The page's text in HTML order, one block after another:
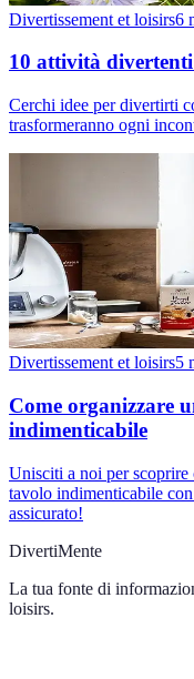
Divertissement et loisirs6
10 attività
Cerchi idee per divertirti
trasformeranno ogni
Divertissement et loisirs5
Come organizzare
indimenticabile
Unisciti a noi per scoprire
tavolo indimenticabile
assicurato!
DivertiMente
La tua fonte di
loisirs.